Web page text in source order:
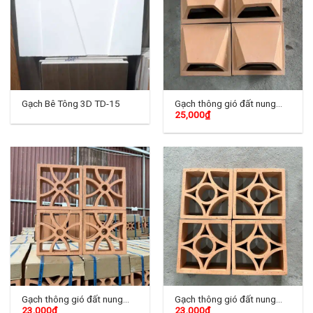
Gạch Bê Tông 3D TD-15
Gạch thông gió đất nung
Bánh Ú
25,000₫
Gạch thông gió đất nung
23,000₫
Gạch thông gió đất nung
23,000₫